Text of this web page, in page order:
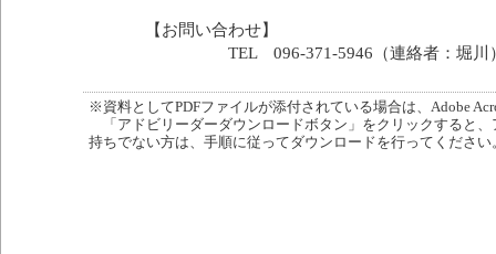
【お問い合わせ】
TEL 096-371-5946（連絡者：堀川
※資料としてPDFファイルが添付されている場合は、Adobe
「アドビリーダーダウンロードボタン」をクリックすると
持ちでない方は、手順に従ってダウンロードを行ってください